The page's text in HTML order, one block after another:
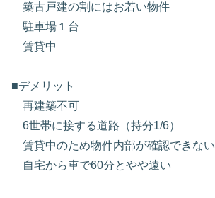
築古戸建の割にはお若い物件
駐車場１台
賃貸中
■デメリット
再建築不可
6世帯に接する道路（持分1/6）
賃貸中のため物件内部が確認できない
自宅から車で60分とやや遠い